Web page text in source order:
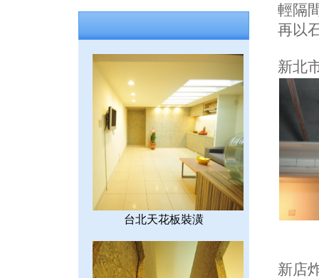
台北天花板裝潢
輕隔
再以
新北
新店